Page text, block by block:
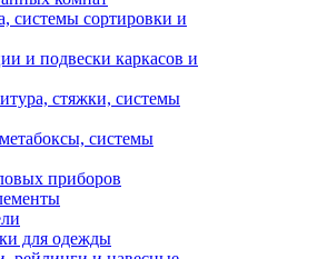
системы сортировки и
и подвески каркасов и
стяжки, системы
системы
приборов
для одежды